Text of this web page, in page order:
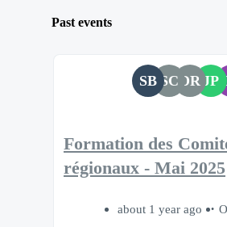
Past events
SB SC DR JP
Formation des
régionaux - Mai 2025
about 1 year ago